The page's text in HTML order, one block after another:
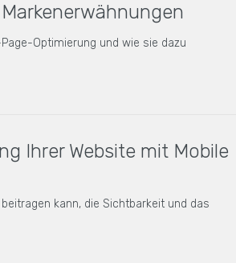
Optimierung und wie sie dazu
Ihrer Website mit Mobile
kann, die Sichtbarkeit und das